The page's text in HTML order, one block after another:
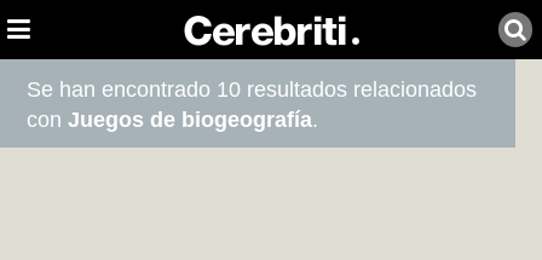
Se han encontrado 10 resultados relacionados
conJuegos de biogeografía.